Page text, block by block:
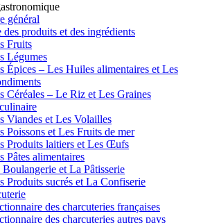
général
des produits et des ingrédients
Fruits
Légumes
Épices – Les Huiles alimentaires et Les
Céréales – Le Riz et Les Graines
Viandes et Les Volailles
Poissons et Les Fruits de mer
Produits laitiers et Les Œufs
Pâtes alimentaires
et La Pâtisserie
Produits sucrés et La Confiserie
des charcuteries françaises
des charcuteries autres pays